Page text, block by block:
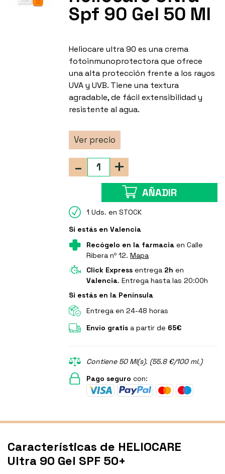
Spf 90 Gel 50 Ml
Heliocare ultra 90 es una crema
fotoinmunoprotectora que ofrece
una alta protección frente a los rayos
UVA y UVB. Tiene una textura
agradable, de fácil extensibilidad y
resistente al agua.
Ver precio
+
-
AÑADIR
1 Uds. en STOCK
Si estás en Valencia
Recógelo en la farmacia en Calle
Ribera nº 12.Mapa
Click Express entrega 2h en
Valencia. Entrega hasta las 20:00h
Si estás en la Península
Entrega en 24-48 horas
Envío gratis a partir de 65€
Contiene 50 Ml(s). (55.8 €/100 ml.)
Pago seguro con:
Características de HELIOCARE
Ultra 90 Gel SPF 50+